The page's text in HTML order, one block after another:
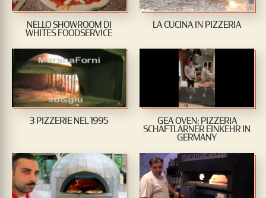
NELLO SHOWROOM DI
WHITES FOODSERVICE
LA CUCINA IN PIZZERIA
3 PIZZERIE NEL 1995
GEA OVEN: PIZZERIA
SCHAFTLARNER EINKEHR IN
GERMANY